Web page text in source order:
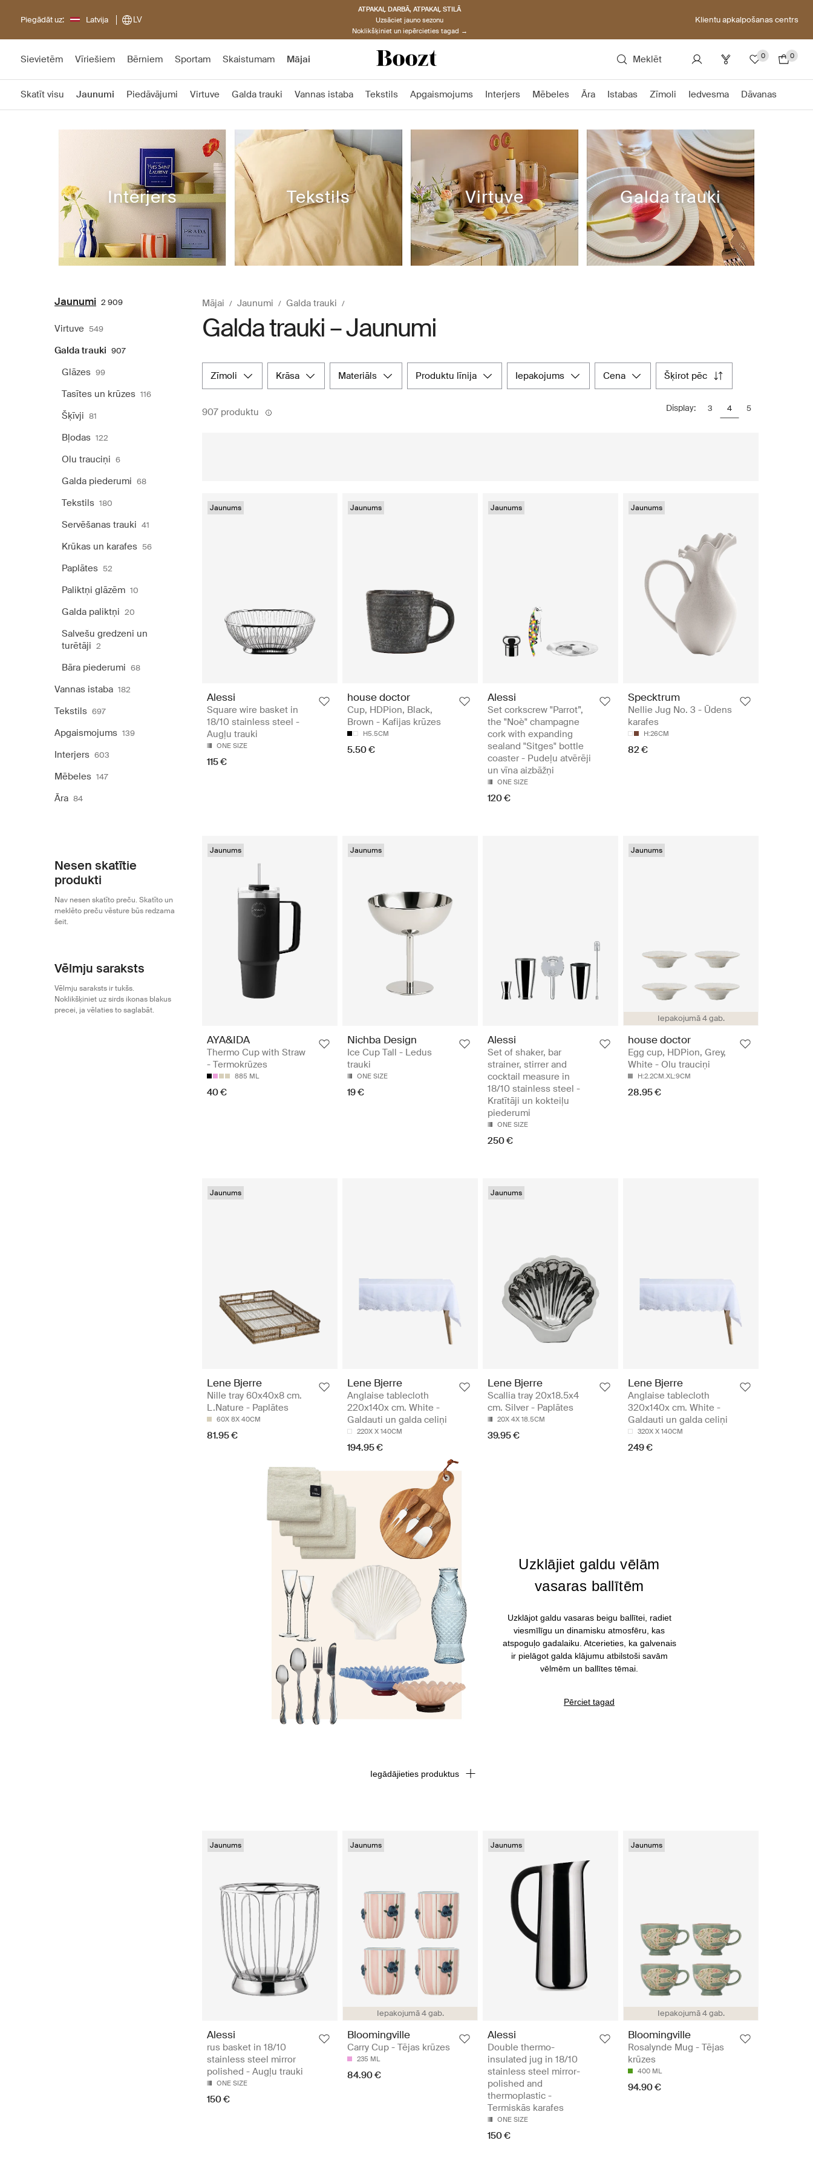
Piegādāt uz: Latvija LV
ATPAKAĻ DARBĀ, ATPAKAĻ STILĀ
Uzsāciet jauno sezonu
Noklikšķiniet un iepērcieties tagad →
Klientu apkalpošanas centrs
Sievietēm Vīriešiem Bērniem Sportam Skaistumam Mājai Meklēt 0 0
Skatīt visu Jaunumi Piedāvājumi Virtuve Galda trauki Vannas istaba Tekstils Apgaismojums Interjers Mēbeles Āra Istabas Zīmoli Iedvesma Dāvanas
Interjers Tekstils Virtuve Galda trauki
Jaunumi 2 909
Virtuve 549
Galda trauki 907
Glāzes 99
Tasītes un krūzes 116
Šķīvji 81
Bļodas 122
Olu trauciņi 6
Galda piederumi 68
Tekstils 180
Servēšanas trauki 41
Krūkas un karafes 56
Paplātes 52
Paliktņi glāzēm 10
Galda paliktņi 20
Salvešu gredzeni un
turētāji 2
Bāra piederumi 68
Vannas istaba 182
Tekstils 697
Apgaismojums 139
Interjers 603
Mēbeles 147
Āra 84
Nesen skatītie
produkti
Nav nesen skatīto preču. Skatīto un
meklēto preču vēsture būs redzama
šeit.
Vēlmju saraksts
Vēlmju saraksts ir tukšs.
Noklikšķiniet uz sirds ikonas blakus
precei, ja vēlaties to saglabāt.
Mājai Jaunumi Galda trauki
Galda trauki – Jaunumi
zīmoli krāsa materiāls produktu līnija iepakojums cena šķirot pēc
907 produktu Display: 3 4 5
Jaunums
Alessi
Square wire basket in
18/10 stainless steel -
Augļu trauki
ONE SIZE
115 €
Jaunums
house doctor
Cup, HDPion, Black,
Brown - Kafijas krūzes
H5.5CM
5.50 €
Jaunums
Alessi
Set corkscrew "Parrot”,
the "Noè" champagne
cork with expanding
sealand "Sitges" bottle
coaster - Pudeļu atvērēji
un vīna aizbāžņi
ONE SIZE
120 €
Jaunums
Specktrum
Nellie Jug No. 3 - Ūdens
karafes
H:26CM
82 €
Jaunums
AYA&IDA
Thermo Cup with Straw
- Termokrūzes
885 ML
40 €
Jaunums
Nichba Design
Ice Cup Tall - Ledus
trauki
ONE SIZE
19 €
Alessi
Set of shaker, bar
strainer, stirrer and
cocktail measure in
18/10 stainless steel -
Kratītāji un kokteiļu
piederumi
ONE SIZE
250 €
Iepakojumā 4 gab.
Jaunums
house doctor
Egg cup, HDPion, Grey,
White - Olu trauciņi
H:2.2CM.XL:9CM
28.95 €
Jaunums
Lene Bjerre
Nille tray 60x40x8 cm.
L.Nature - Paplātes
60X 8X 40CM
81.95 €
Lene Bjerre
Anglaise tablecloth
220x140x cm. White -
Galdauti un galda celiņi
220X X 140CM
194.95 €
Jaunums
Lene Bjerre
Scallia tray 20x18.5x4
cm. Silver - Paplātes
20X 4X 18.5CM
39.95 €
Lene Bjerre
Anglaise tablecloth
320x140x cm. White -
Galdauti un galda celiņi
320X X 140CM
249 €
Jaunums
Alessi
rus basket in 18/10
stainless steel mirror
polished - Augļu trauki
ONE SIZE
150 €
Iepakojumā 4 gab.
Jaunums
Bloomingville
Carry Cup - Tējas krūzes
235 ML
84.90 €
Jaunums
Alessi
Double thermo-
insulated jug in 18/10
stainless steel mirror-
polished and
thermoplastic -
Termiskās karafes
ONE SIZE
150 €
Iepakojumā 4 gab.
Jaunums
Bloomingville
Rosalynde Mug - Tējas
krūzes
400 ML
94.90 €
Iegādājieties produktus
Uzklājiet galdu vēlām
vasaras ballītēm
Uzklājot galdu vasaras beigu ballītei, radiet
viesmīlīgu un dinamisku atmosfēru, kas
atspoguļo gadalaiku. Atcerieties, ka galvenais
ir pielāgot galda klājumu atbilstoši savām
vēlmēm un ballītes tēmai.
Pērciet tagad